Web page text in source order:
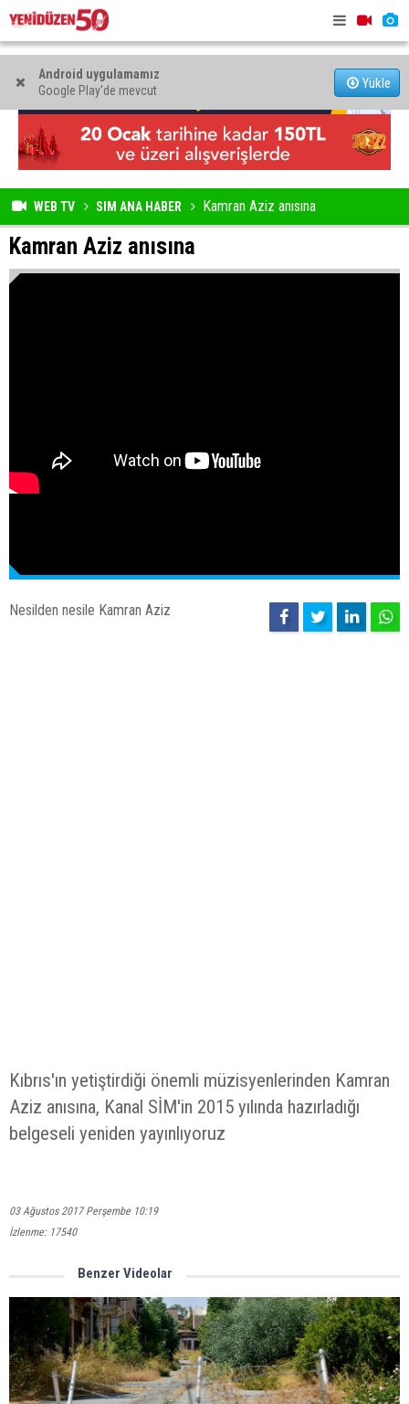
Android uygulamamız
Google Play'de mevcut
Yükle
WEB TV SIM ANA HABER Kamran Aziz anısına
Kamran Aziz anısına
Nesilden nesile Kamran Aziz
Kıbrıs'ın yetiştirdiği önemli müzisyenlerinden Kamran
Aziz anısına, Kanal SİM'in 2015 yılında hazırladığı
belgeseli yeniden yayınlıyoruz
03 Ağustos 2017 Perşembe 10:19
İzlenme: 17540
Benzer Videolar